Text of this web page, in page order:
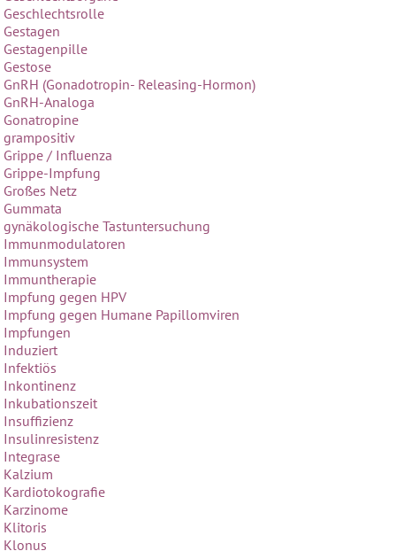
Geschlechtsrolle
Gestagen
Gestagenpille
Gestose
GnRH (Gonadotropin- Releasing-Hormon)
GnRH-Analoga
Gonatropine
grampositiv
Grippe / Influenza
Grippe-Impfung
Großes Netz
Gummata
gynäkologische Tastuntersuchung
Immunmodulatoren
Immunsystem
Immuntherapie
Impfung gegen HPV
Impfung gegen Humane Papillomviren
Impfungen
Induziert
Infektiös
Inkontinenz
Inkubationszeit
Insuffizienz
Insulinresistenz
Integrase
Kalzium
Kardiotokografie
Karzinome
Klitoris
Klonus